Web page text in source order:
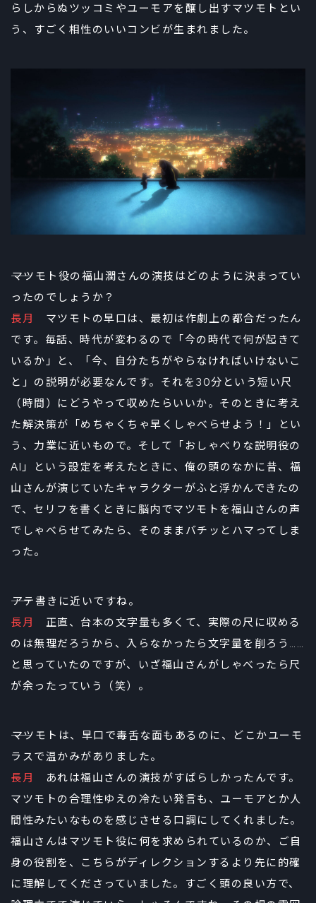
らしからぬツッコミやユーモアを醸し出すマツモトとい
う、すごく相性のいいコンビが生まれました。
――マツモト役の福山潤さんの演技はどのように決まってい
ったのでしょうか？
長月
マツモトの早口は、最初は作劇上の都合だったん
です。毎話、時代が変わるので「今の時代で何が起きて
いるか」と、「今、自分たちがやらなければいけないこ
と」の説明が必要なんです。それを30分という短い尺
（時間）にどうやって収めたらいいか。そのときに考え
た解決策が「めちゃくちゃ早くしゃべらせよう！」とい
う、力業に近いもので。そして「おしゃべりな説明役の
AI」という設定を考えたときに、俺の頭のなかに昔、福
山さんが演じていたキャラクターがふと浮かんできたの
で、セリフを書くときに脳内でマツモトを福山さんの声
でしゃべらせてみたら、そのままバチッとハマってしま
った。
――アテ書きに近いですね。
長月
正直、台本の文字量も多くて、実際の尺に収める
のは無理だろうから、入らなかったら文字量を削ろう……
と思っていたのですが、いざ福山さんがしゃべったら尺
が余ったっていう（笑）。
――マツモトは、早口で毒舌な面もあるのに、どこかユーモ
ラスで温かみがありました。
長月
あれは福山さんの演技がすばらしかったんです。
マツモトの合理性ゆえの冷たい発言も、ユーモアとか人
間性みたいなものを感じさせる口調にしてくれました。
福山さんはマツモト役に何を求められているのか、ご自
身の役割を、こちらがディレクションするより先に的確
に理解してくださっていました。すごく頭の良い方で、